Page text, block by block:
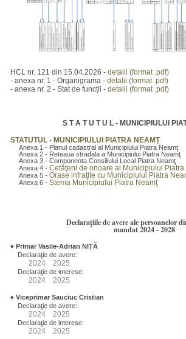
HCL nr. 121 din 15.04.2026 - detalii (format .pdf)
- anexa nr. 1 - Organigrama - detalii (format .pdf)
- anexa nr. 2 - Stat de funcții - detalii (format .pdf)
S T A T U T U L - MUNICIPIULUI
STATUTUL - MUNICIPIULUI PIATRA NEAMȚ
Anexa 1 - Planul cadastral al Municipiului Piatra Neamţ
Anexa 2 - Reteaua stradala a Municipiului Piatra Neamţ
Anexa 3 - Componenta Consiliului Local Piatra Neamţ
Anexa 4 - Cetăţeni de onoare ai Municipiului Piatra
Anexa 5 - Orase infraţite cu Municipiului Piatra
Anexa 6 - Stema Municipiului Piatra Neamţ
Declarațiile de avere ale persoanelor
mandat 2024 - 2028
♦ Primar Vasile-Adrian NIȚĂ
Declaraţie de avere:
2024 2025
Declaraţie de interese:
2024 2025
♦ Viceprimar Sauciuc Cristian
Declaraţie de avere:
2024 2025
Declaraţie de interese:
2024 2025